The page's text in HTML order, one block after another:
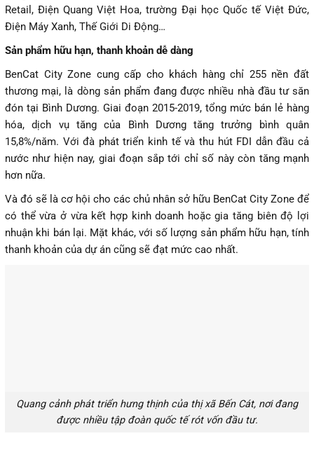
Retail, Điện Quang Việt Hoa, trường Đại học Quốc tế Việt Đức,
Điện Máy Xanh, Thế Giới Di Động…
Sản phẩm hữu hạn, thanh khoản dễ dàng
BenCat City Zone cung cấp cho khách hàng chỉ 255 nền đất
thương mại, là dòng sản phẩm đang được nhiều nhà đầu tư săn
đón tại Bình Dương. Giai đoạn 2015-2019, tổng mức bán lẻ hàng
hóa, dịch vụ tăng của Bình Dương tăng trưởng bình quân
15,8%/năm. Với đà phát triển kinh tế và thu hút FDI dẫn đầu cả
nước như hiện nay, giai đoạn sắp tới chỉ số này còn tăng mạnh
hơn nữa.
Và đó sẽ là cơ hội cho các chủ nhân sở hữu BenCat City Zone để
có thể vừa ở vừa kết hợp kinh doanh hoặc gia tăng biên độ lợi
nhuận khi bán lại. Mặt khác, với số lượng sản phẩm hữu hạn, tính
thanh khoản của dự án cũng sẽ đạt mức cao nhất.
Quang cảnh phát triển hưng thịnh của thị xã Bến Cát, nơi đang
được nhiều tập đoàn quốc tế rót vốn đầu tư.